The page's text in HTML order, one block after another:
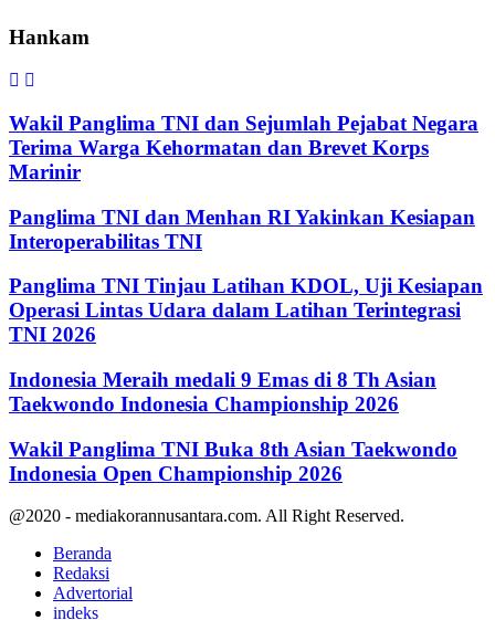
Hankam
Wakil Panglima TNI dan Sejumlah Pejabat Negara
Terima Warga Kehormatan dan Brevet Korps
Marinir
Panglima TNI dan Menhan RI Yakinkan Kesiapan
Interoperabilitas TNI
Panglima TNI Tinjau Latihan KDOL, Uji Kesiapan
Operasi Lintas Udara dalam Latihan Terintegrasi
TNI 2026
Indonesia Meraih medali 9 Emas di 8 Th Asian
Taekwondo Indonesia Championship 2026
Wakil Panglima TNI Buka 8th Asian Taekwondo
Indonesia Open Championship 2026
@2020 - mediakorannusantara.com. All Right Reserved.
Beranda
Redaksi
Advertorial
indeks